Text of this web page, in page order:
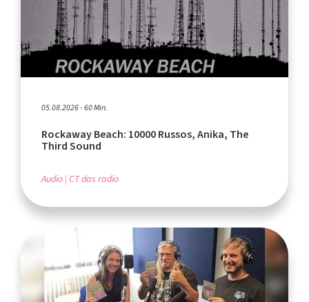
05.08.2026 - 60 Min.
Rockaway Beach: 10000 Russos, Anika, The
Third Sound
Audio CT das radio